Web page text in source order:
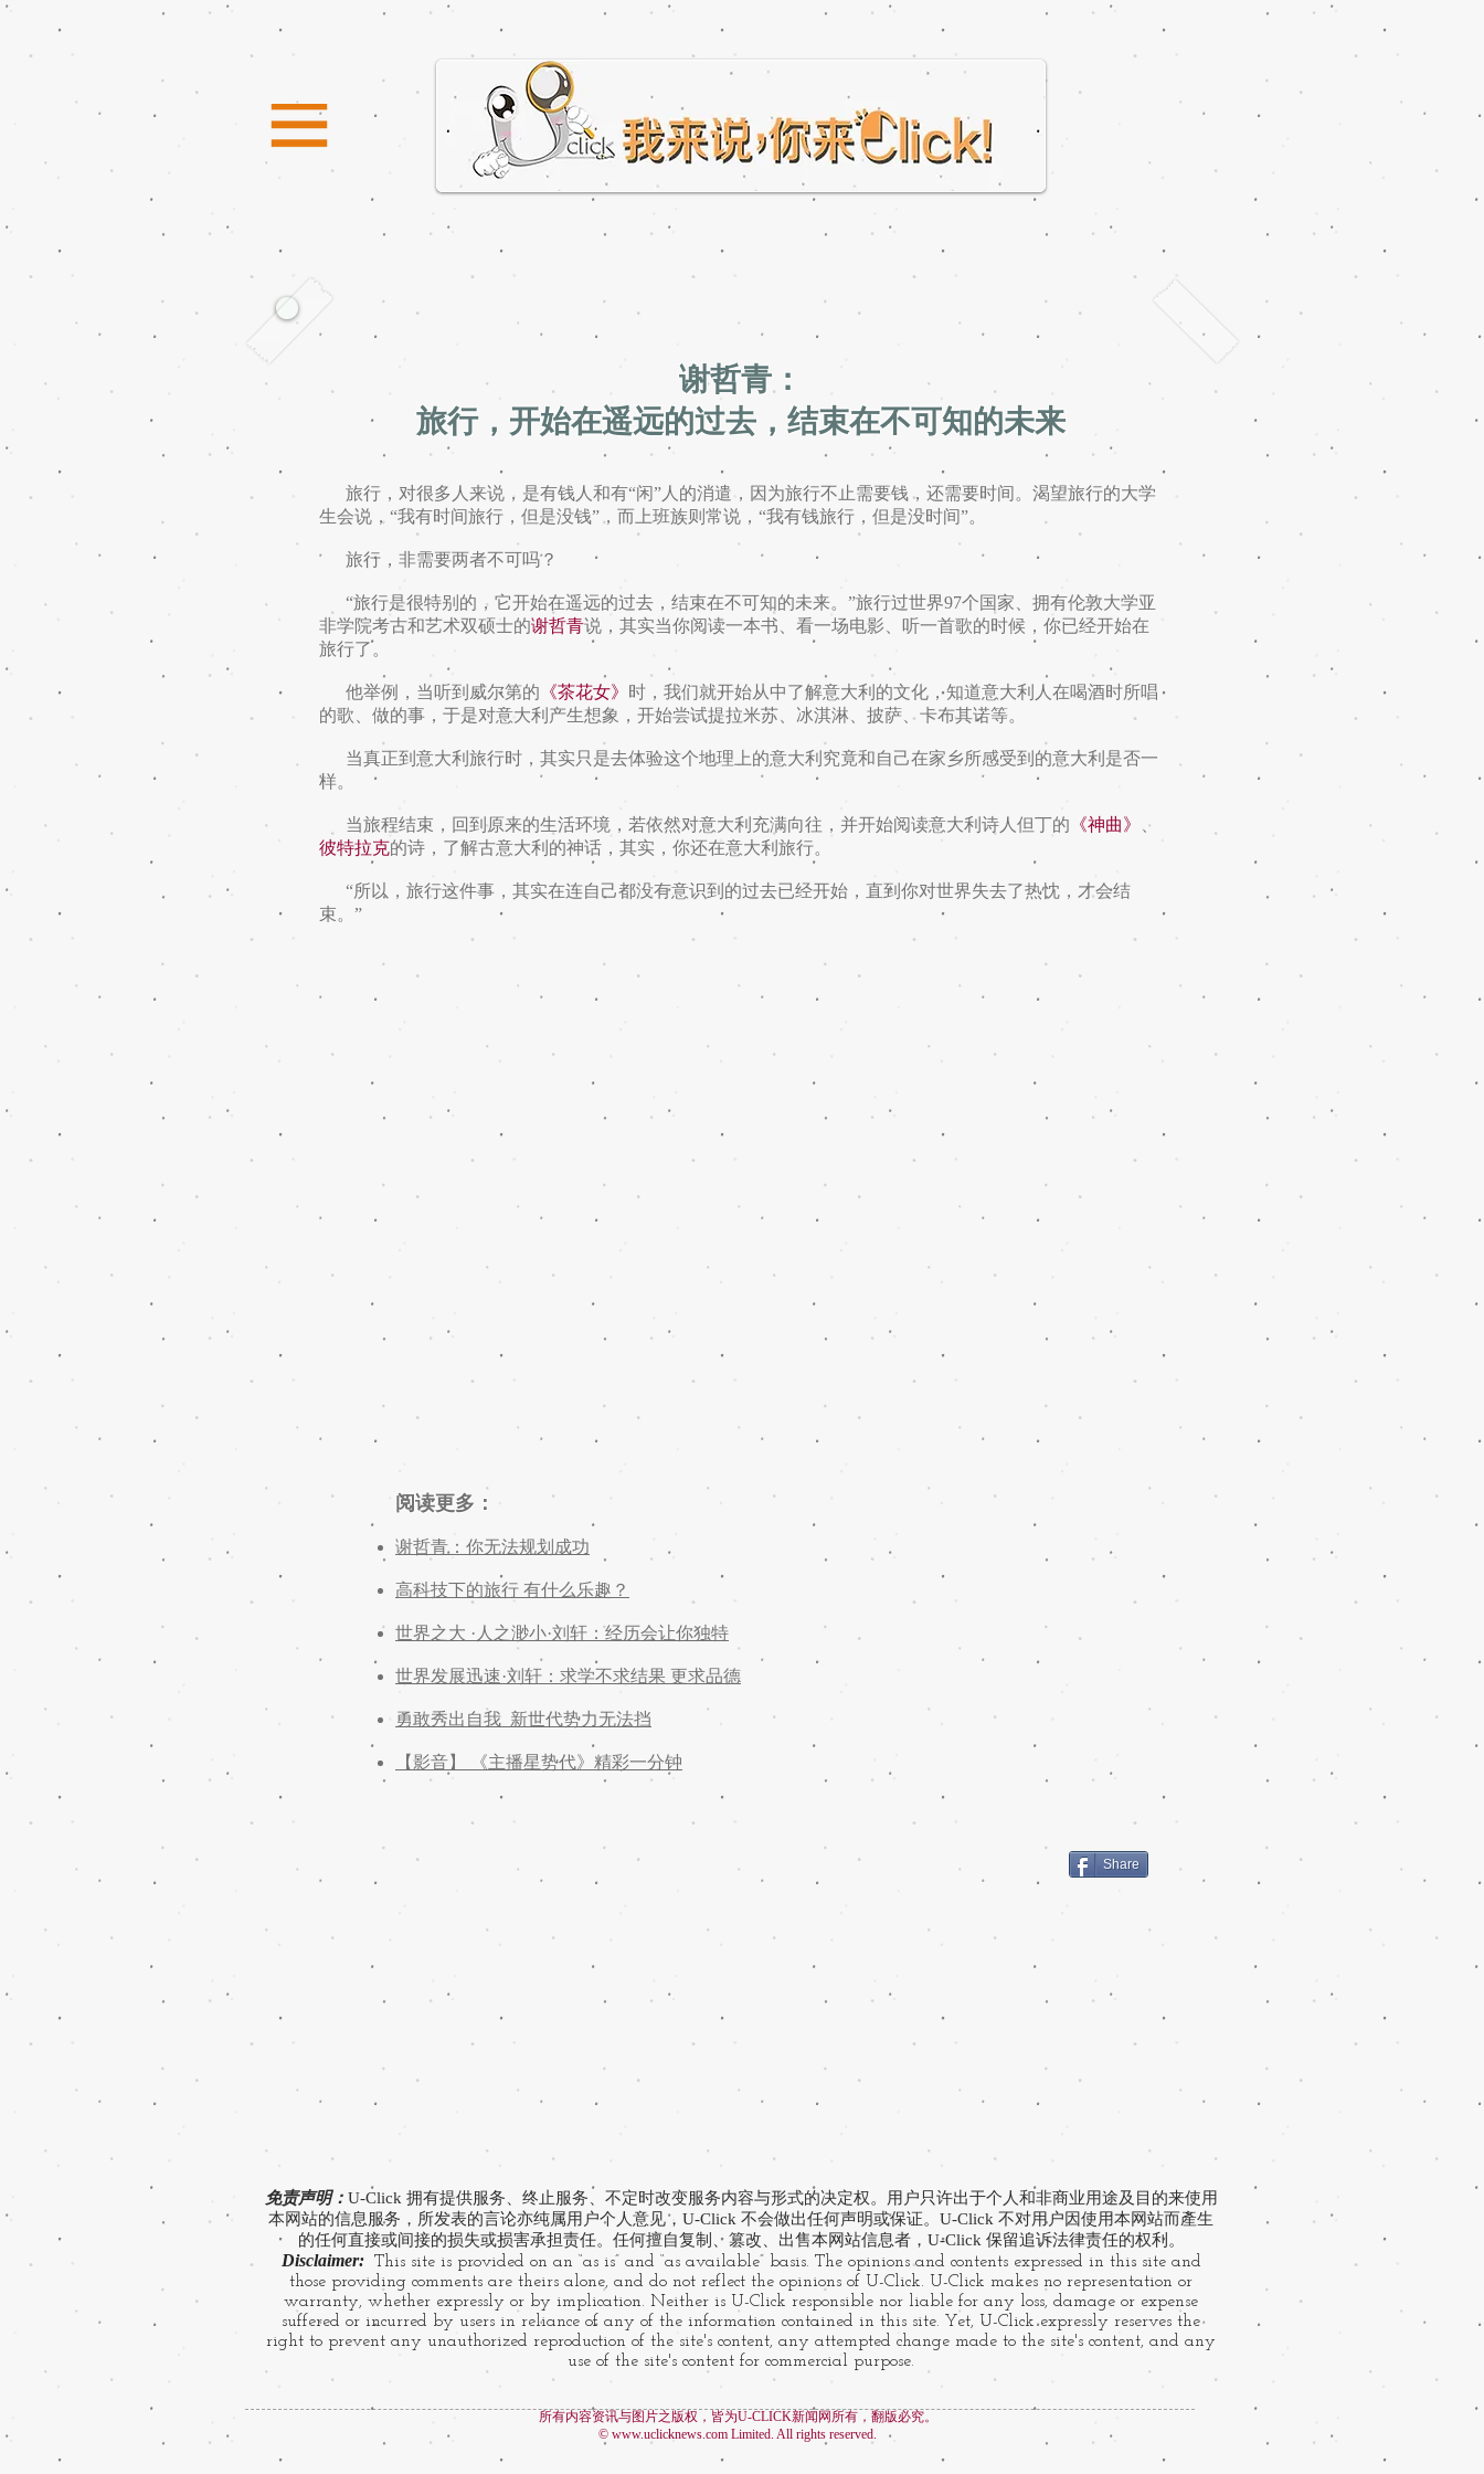
谢哲青：
旅行，开始在遥远的过去，结束在不可知的未来
旅行，对很多人来说，是有钱人和有“闲”人的消遣，因为旅行不止需要钱，还需要时间。渴望旅行的大学
生会说，“我有时间旅行，但是没钱”，而上班族则常说，“我有钱旅行，但是没时间”。
旅行，非需要两者不可吗？
“旅行是很特别的，它开始在遥远的过去，结束在不可知的未来。”旅行过世界97个国家、拥有伦敦大学亚
非学院考古和艺术双硕士的谢哲青说，其实当你阅读一本书、看一场电影、听一首歌的时候，你已经开始在
旅行了。
他举例，当听到威尔第的 《茶花女》 时，我们就开始从中了解意大利的文化，知道意大利人在喝酒时所唱
的歌、做的事，于是对意大利产生想象，开始尝试提拉米苏、冰淇淋、披萨、卡布其诺等。
当真正到意大利旅行时，其实只是去体验这个地理上的意大利究竟和自己在家乡所感受到的意大利是否一
样。
当旅程结束，回到原来的生活环境，若依然对意大利充满向往，并开始阅读意大利诗人但丁的 《神曲》
、
彼特拉克的诗，了解古意大利的神话，其实，你还在意大利旅行。
“所以，旅行这件事，其实在连自己都没有意识到的过去已经开始，直到你对世界失去了热忱，才会结
束。”
阅读更多：
谢哲青：你无法规划成功
高科技下的旅行 有什么乐趣？
世界之大 ·人之渺小·刘轩：经历会让你独特
世界发展迅速·刘轩：求学不求结果 更求品德
勇敢秀出自我 新世代势力无法挡
【影音】 《主播星势代》精彩一分钟
Share
免责声明： U-Click 拥有提供服务、终止服务、不定时改变服务内容与形式的决定权。用户只许出于个人和非商业用途及目的来使用
本网站的信息服务，所发表的言论亦纯属用户个人意见，U-Click 不会做出任何声明或保证。U-Click 不对用户因使用本网站而產生
的任何直接或间接的损失或损害承担责任。任何擅自复制、篡改、出售本网站信息者，U-Click 保留追诉法律责任的权利。
Disclaimer: This site is provided on an “as is” and “as available” basis. The opinions and contents expressed in this site and
those providing comments are theirs alone, and do not reflect the opinions of U-Click. U-Click makes no representation or
warranty, whether expressly or by implication. Neither is U-Click responsible nor liable for any loss, damage or expense
suffered or incurred by users in reliance of any of the information contained in this site. Yet, U-Click expressly reserves the
right to prevent any unauthorized reproduction of the site's content, any attempted change made to the site's content, and any
use of the site's content for commercial purpose.
所有内容资讯与图片之版权，皆为U-CLICK新闻网所有，翻版必究。
© www.uclicknews.com Limited. All rights reserved.